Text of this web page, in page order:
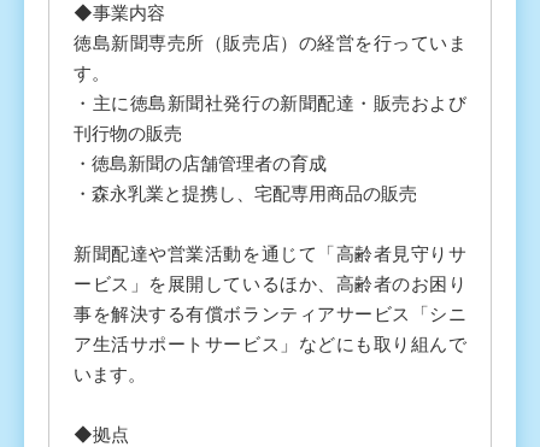
◆事業内容
徳島新聞専売所（販売店）の経営を行っていま
す。
・主に徳島新聞社発行の新聞配達・販売および
刊行物の販売
・徳島新聞の店舗管理者の育成
・森永乳業と提携し、宅配専用商品の販売
新聞配達や営業活動を通じて「高齢者見守りサ
ービス」を展開しているほか、高齢者のお困り
事を解決する有償ボランティアサービス「シニ
ア生活サポートサービス」などにも取り組んで
います。
◆拠点